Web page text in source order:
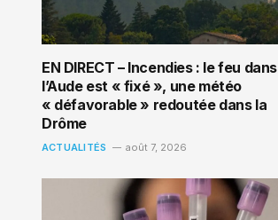
EN DIRECT – Incendies : le feu dans
l’Aude est « fixé », une météo
« défavorable » redoutée dans la
Drôme
ACTUALITÉS août 7, 2026